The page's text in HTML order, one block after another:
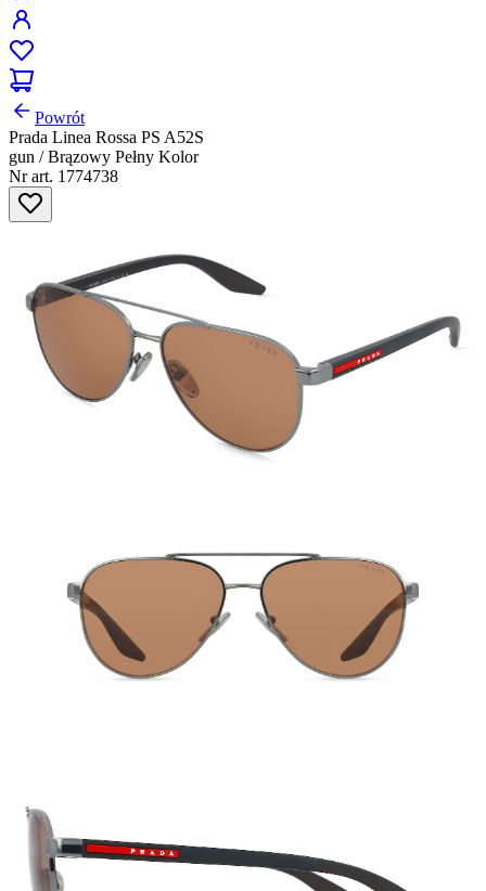
Powrót
Prada Linea Rossa PS A52S
gun / Brązowy Pełny Kolor
Nr art. 1774738